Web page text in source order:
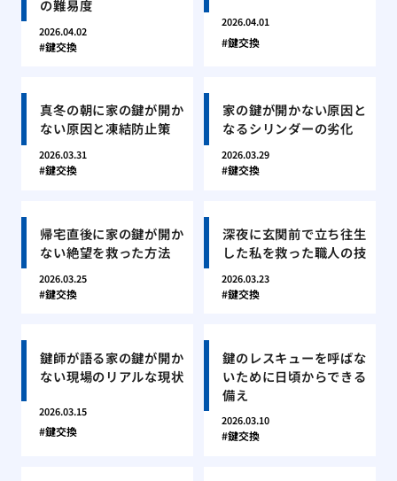
の難易度
2026.04.02
鍵交換
2026.04.01
鍵交換
真冬の朝に家の鍵が開か
ない原因と凍結防止策
2026.03.31
鍵交換
家の鍵が開かない原因と
なるシリンダーの劣化
2026.03.29
鍵交換
帰宅直後に家の鍵が開か
ない絶望を救った方法
2026.03.25
鍵交換
深夜に玄関前で立ち往生
した私を救った職人の技
2026.03.23
鍵交換
鍵師が語る家の鍵が開か
ない現場のリアルな現状
2026.03.15
鍵交換
鍵のレスキューを呼ばな
いために日頃からできる
備え
2026.03.10
鍵交換